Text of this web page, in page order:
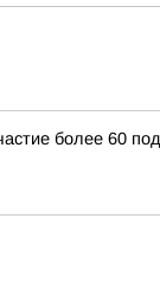
более 60